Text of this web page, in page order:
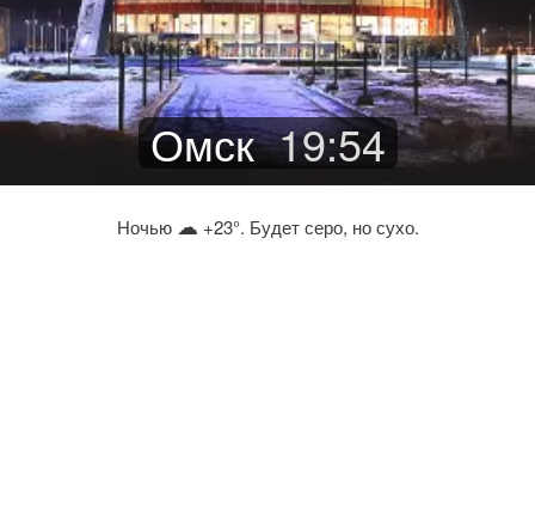
Омск 19:54
Ночью ☁ +23°. Будет серо, но сухо.